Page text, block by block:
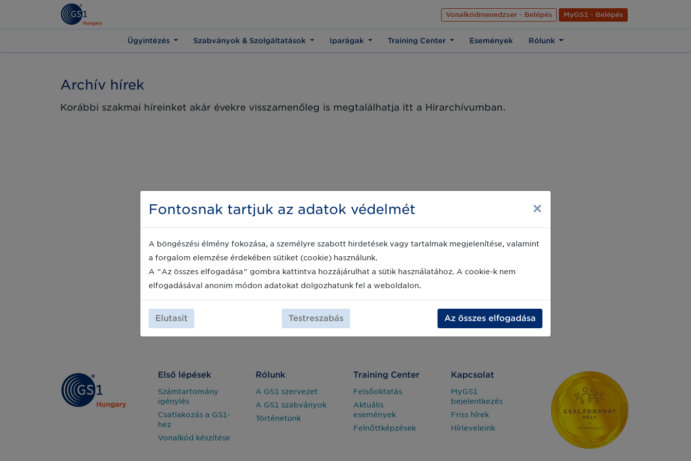
Az üzleti élet közös nyelve Hírek Kapcsolat Rólunk
EN
Vonalkódmenedzser - Belépés
MyGS1 - Belépés
Ügyintézés Szabványok & Szolgáltatások Iparágak Training Center Események Rólunk
Archív hírek
Korábbi szakmai híreinket akár évekre visszamenőleg is megtalálhatja itt a Hírarchívumban.
Első lépések
Számtartomány
igénylés
Csatlakozás a GS1-
hez
Vonalkód készítése
Rólunk
A GS1 szervezet
A GS1 szabványok
Történetünk
Training Center
Felsőoktatás
Aktuális
események
Felnőttképzések
Kapcsolat
MyGS1
bejelentkezés
Friss hírek
Hírleveleink
Fontosnak tartjuk az adatok védelmét ×
A böngészési élmény fokozása, a személyre szabott hirdetések vagy tartalmak megjelenítése, valamint
a forgalom elemzése érdekében sütiket (cookie) használunk.
A "Az összes elfogadása" gombra kattintva hozzájárulhat a sütik használatához. A cookie-k nem
elfogadásával anonim módon adatokat dolgozhatunk fel a weboldalon.
Elutasít Testreszabás Az összes elfogadása